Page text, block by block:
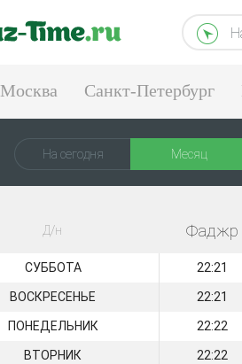
Москва Санкт-Петербург
На сегодня Месяц
Д/н Фаджр
СУББОТА 22:21
ВОСКРЕСЕНЬЕ 22:21
ПОНЕДЕЛЬНИК 22:22
ВТОРНИК 22:22